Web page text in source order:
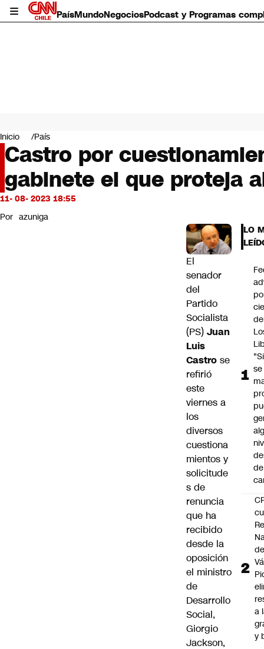
PaísMundoNegociosPodcast y Programas
Mundo
Negocios
Deportes
Programas completos
Cultura
Servicios
CNN Data
Inicio País
Castro por
gabinete el que proteja
11- 08- 2023 18:55
Por azuniga
El
senador
del
Partido
Socialista
(PS) Juan
Luis
Castro se
refirió
este
viernes a
los
diversos
cuestiona
mientos y
solicitude
s de
renuncia
que ha
recibido
desde la
oposición
el ministro
de
Desarrollo
Social,
Giorgio
Jackson,
LO
se
de
de
a
y